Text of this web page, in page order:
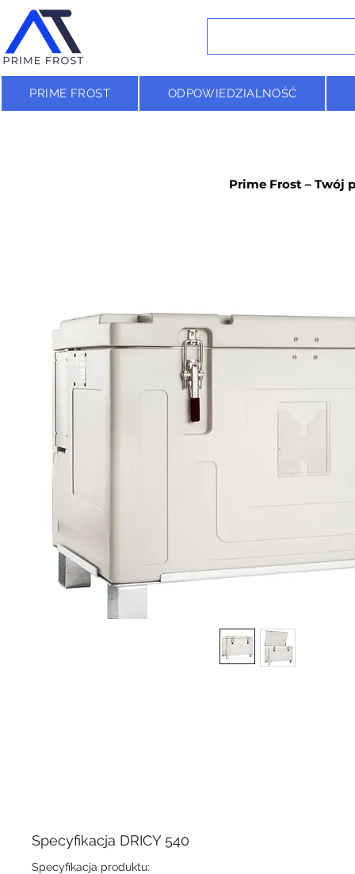
PRIME FROST ODPOWIEDZIALNOŚĆ
Specyfikacja DRICY 540
Specyfikacja produktu:
Prime Frost – Twój